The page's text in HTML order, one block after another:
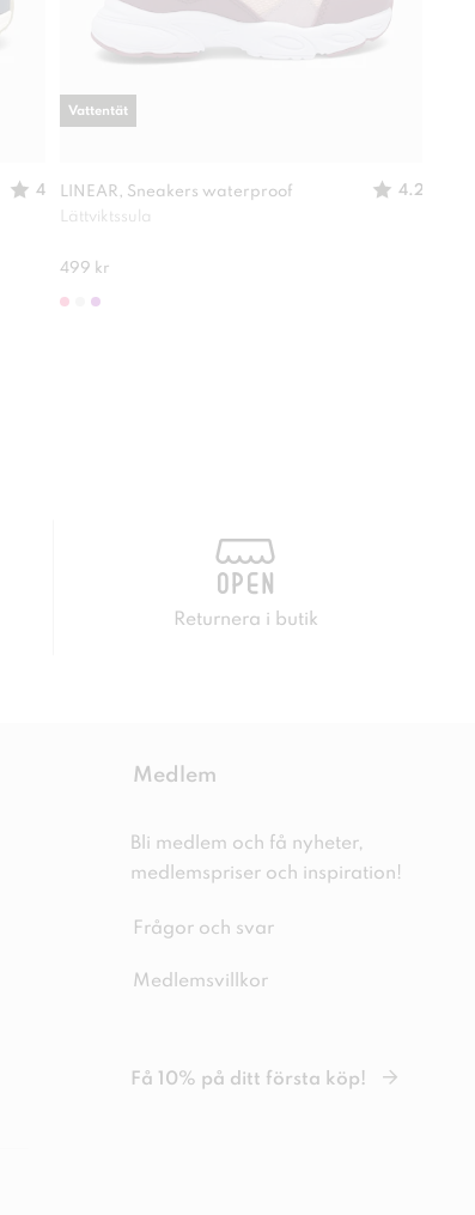
4
LINEAR, Sneakers waterproof
4.2
Lättviktssula
499 kr
Vattentät
Returnera i butik
Medlem
Bli medlem och få nyheter,
medlemspriser och inspiration!
Frågor och svar
Medlemsvillkor
Få 10% på ditt första köp!